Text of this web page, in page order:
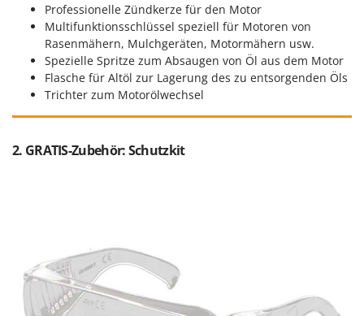
Professionelle Zündkerze für den Motor
Multifunktionsschlüssel speziell für Motoren von
Rasenmähern, Mulchgeräten, Motormähern usw.
Spezielle Spritze zum Absaugen von Öl aus dem Motor
Flasche für Altöl zur Lagerung des zu entsorgenden Öls
Trichter zum Motorölwechsel
2. GRATIS-Zubehör: Schutzkit